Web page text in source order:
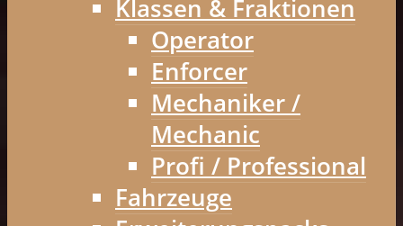
Klassen & Fraktionen
Operator
Enforcer
Mechaniker /
Mechanic
Profi / Professional
Fahrzeuge